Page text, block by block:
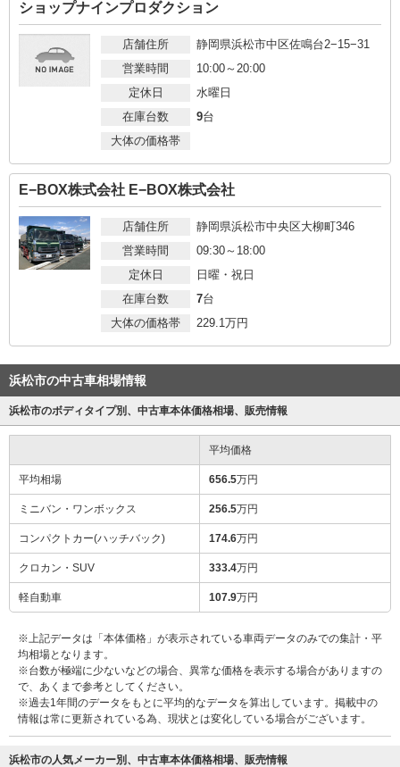
ショップナインプロダクション
店舗住所
静岡県浜松市中区佐鳴台2−15−31
営業時間
10:00～20:00
定休日
水曜日
在庫台数
9台
大体の価格帯
E−BOX株式会社 E−BOX株式会社
店舗住所
静岡県浜松市中央区大柳町346
営業時間
09:30～18:00
定休日
日曜・祝日
在庫台数
7台
大体の価格帯
229.1万円
浜松市の中古車相場情報
浜松市のボディタイプ別、中古車本体価格相場、販売情報
平均価格
平均相場 656.5万円
ミニバン・ワンボックス 256.5万円
コンパクトカー(ハッチバック) 174.6万円
クロカン・SUV 333.4万円
軽自動車 107.9万円
※上記データは「本体価格」が表示されている車両データのみでの集計・平
均相場となります。
※台数が極端に少ないなどの場合、異常な価格を表示する場合がありますの
で、あくまで参考としてください。
※過去1年間のデータをもとに平均的なデータを算出しています。掲載中の
情報は常に更新されている為、現状とは変化している場合がございます。
浜松市の人気メーカー別、中古車本体価格相場、販売情報